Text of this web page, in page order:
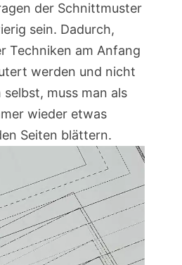
der Schnittmuster
sein. Dadurch,
Techniken am Anfang
werden und nicht
muss man als
wieder etwas
Seiten blättern.